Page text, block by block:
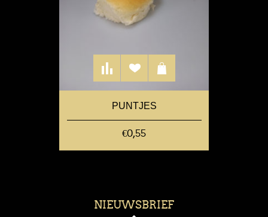
PUNTJES
€0,55
NIEUWSBRIEF